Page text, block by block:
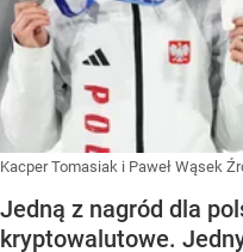
Kacper Tomasiak i Paweł Wąsek
Jedną z nagród dla
kryptowalutowe.